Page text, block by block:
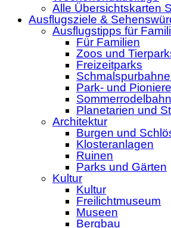
Alle Übersichtskarten
Ausflugsziele &
Ausflugstipps für
Für Familien
Zoos und
Freizeitparks
Park- und
Planetarien und
Architektur
Burgen und
Klosteranlagen
Ruinen
Parks und Gärten
Kultur
Kultur
Freilichtmuseum
Museen
Bergbau